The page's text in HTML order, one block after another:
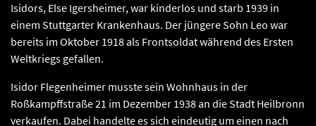
Isidors, Else Igersheimer, war kinderlos und starb 1939 in
einem Stuttgarter Krankenhaus. Der jüngere Sohn Leo war
bereits im Oktober 1918 als Frontsoldat während des Ersten
Weltkriegs gefallen.
Isidor Flegenheimer musste sein Wohnhaus in der
Roßkampffstraße 21 im Dezember 1938 an die Stadt Heilbronn
verkaufen. Dabei handelte es sich eindeutig um einen nach